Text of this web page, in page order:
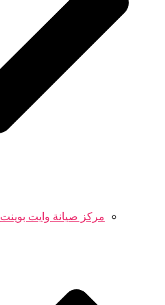
مركز صيانة وايت بوينت